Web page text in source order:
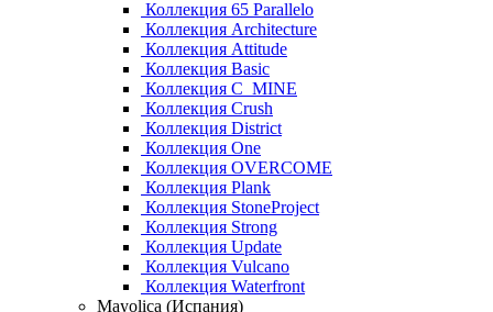
Коллекция 65 Parallelo
Коллекция Architecture
Коллекция Attitude
Коллекция Basic
Коллекция C_MINE
Коллекция Crush
Коллекция District
Коллекция One
Коллекция OVERCOME
Коллекция Plank
Коллекция StoneProject
Коллекция Strong
Коллекция Update
Коллекция Vulcano
Коллекция Waterfront
Mayolica (Испания)